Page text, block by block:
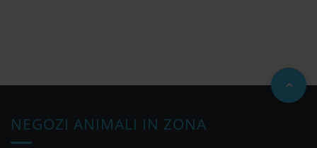
NEGOZI ANIMALI IN ZONA